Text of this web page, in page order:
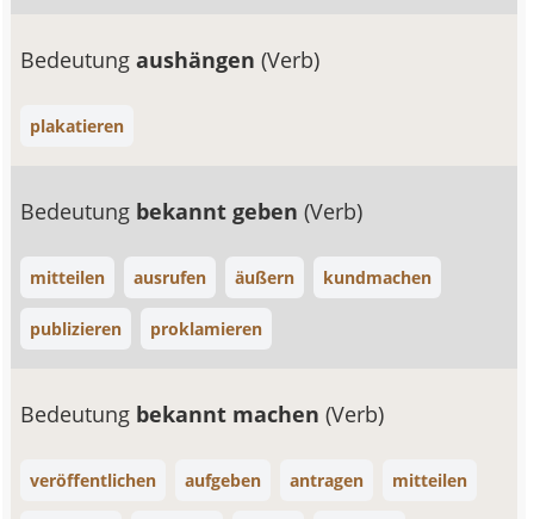
Bedeutungaushängen(Verb)
plakatieren
Bedeutung bekannt geben(Verb)
mitteilen ausrufen äußern kundmachen
publizieren proklamieren
Bedeutung bekannt machen(Verb)
veröffentlichen aufgeben antragen mitteilen